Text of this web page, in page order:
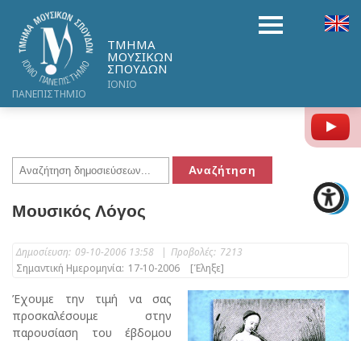
ΤΜΗΜΑ
ΜΟΥΣΙΚΩΝ
ΣΠΟΥΔΩΝ
ΙΟΝΙΟ
ΠΑΝΕΠΙΣΤΗΜΙΟ
Μουσικός Λόγος
Δημοσίευση: 09-10-2006 13:58 | Προβολές: 7213
Σημαντική Ημερομηνία: 17-10-2006 [Έληξε]
Έχουμε την τιμή να σας
προσκαλέσουμε στην
παρουσίαση του έβδομου